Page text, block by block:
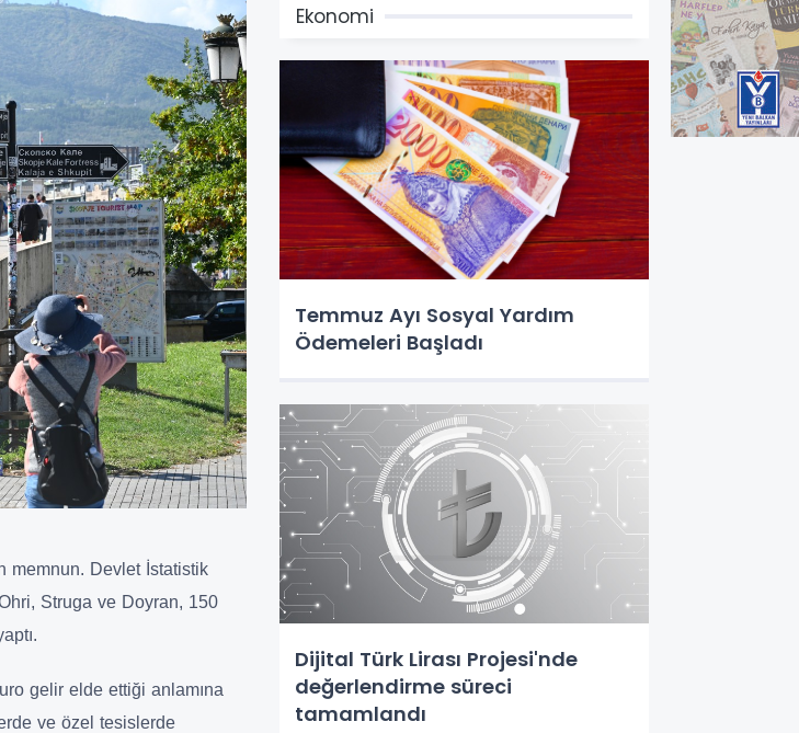
memnun. Devlet İstatistik
Struga ve Doyran, 150
gelir elde ettiği anlamına
ve özel tesislerde
Ekonomi
Temmuz Ayı Sosyal Yardım
Ödemeleri Başladı
Dijital Türk Lirası Projesi'nde
değerlendirme süreci
tamamlandı